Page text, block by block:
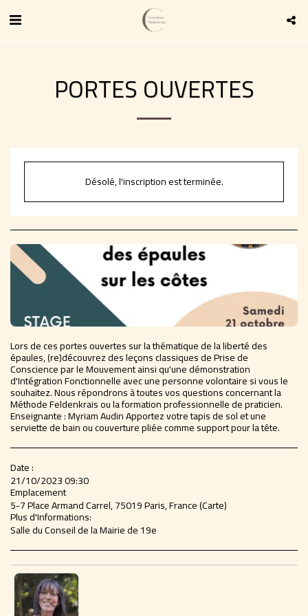
PORTES OUVERTES
Désolé, l'inscription est terminée.
Lors de ces portes ouvertes sur la thématique de la liberté des
épaules, (re)découvrez des leçons classiques de Prise de
Conscience par le Mouvement ainsi qu'une démonstration
d'Intégration Fonctionnelle avec une personne volontaire si vous le
souhaitez. Nous répondrons à toutes vos questions concernant la
Méthode Feldenkrais ou la formation professionnelle de praticien.
Enseignante : Myriam Audin Apportez votre tapis de sol et une
serviette de bain ou couverture pliée comme support pour la tête.
Date :
21/10/2023 09:30
Emplacement
5-7 Place Armand Carrel, 75019 Paris, France (Carte)
Plus d'Informations:
Salle du Conseil de la Mairie de 19e